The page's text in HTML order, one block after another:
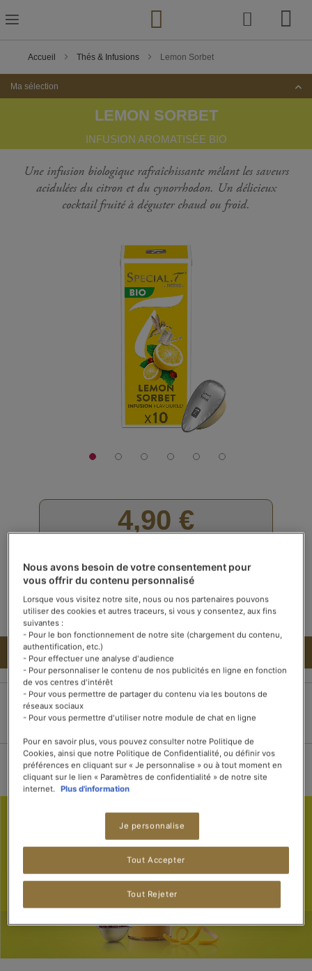
to
Content
Accueil Thés & Infusions Lemon Sorbet
Ma sélection
LEMON SORBET
INFUSION AROMATISÉE BIO
Une infusion biologique rafraîchissante mêlant les saveurs
acidulées du citron et du cynorrhodon. Un délicieux
cocktail fruité à déguster chaud ou froid.
4,90 €
Rating:
88
% of100
Voir les avis (98)
En stock
AJOUTER AU PANIER
Paiement 100%
Livraison dans les 3
Livraison offerte dès
Nous avons besoin de votre consentement pour
vous offrir du contenu personnalisé
Lorsque vous visitez notre site, nous ou nos partenaires pouvons
utiliser des cookies et autres traceurs, si vous y consentez, aux fins
suivantes :
- Pour le bon fonctionnement de notre site (chargement du contenu,
authentification, etc.)
- Pour effectuer une analyse d'audience
- Pour personnaliser le contenu de nos publicités en ligne en fonction
de vos centres d'intérêt
- Pour vous permettre de partager du contenu via les boutons de
réseaux sociaux
- Pour vous permettre d'utiliser notre module de chat en ligne
Pour en savoir plus, vous pouvez consulter notre Politique de
Cookies, ainsi que notre Politique de Confidentialité, ou définir vos
préférences en cliquant sur « Je personnalise » ou à tout moment en
cliquant sur le lien « Paramètres de confidentialité » de notre site
internet. Plus d'information
Je personnalise
Tout Rejeter
Tout Accepter